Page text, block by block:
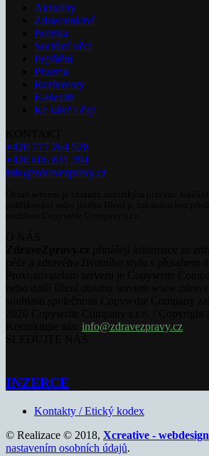
Aktuality
Zdravotnictví
Politika
Sociální věci
Pojištění
Pharma
Rozhovory
E-Health
Ke kávě i čaji
+420 777 264 528
+420 606 831 394
info@zdravezpravy.cz
info@zdravezpravy.cz
INZERCE
Kontakty / Etický kodex
© Realizace © 2018, Xcreative - webdesign
nastavením osobních údajů.